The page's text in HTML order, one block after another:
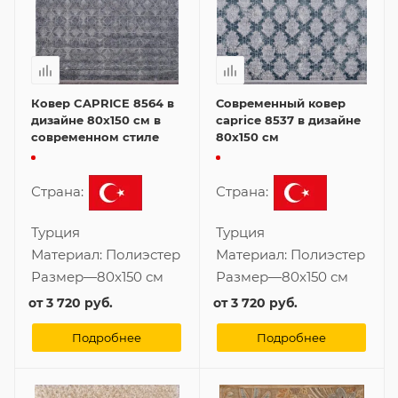
Ковер CAPRICE 8564 в
дизайне 80x150 см в
современном стиле
Страна:
Турция
Материал: Полиэстер
Размер—80x150 см
от3 720 руб.
Подробнее
Современный ковер
caprice 8537 в дизайне
80x150 см
Страна:
Турция
Материал: Полиэстер
Размер—80x150 см
от3 720 руб.
Подробнее